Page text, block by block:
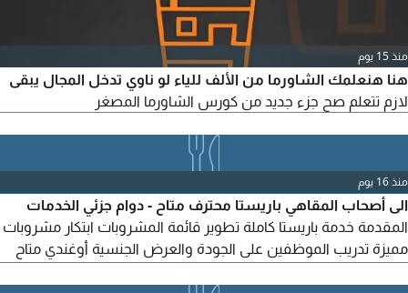
منذ 15 يوم
هنا هنعلمك الشاورما من الألف للياء لو ناوي تدخل المجال يبقى
لازم تتعلم صح جزء جديد من كورس الشاورما المصغر
منذ 16 يوم
الى أصحاب المقاهي باريستا محترف متاح - دوام جزئي الخدمات
المقدمة خدمة باريستا كاملة تطوير قائمة المشروبات ابتكار مشروبات
مميزة تدريب الموظفين على الجودة والعرض الجنسية أوغندي متاح